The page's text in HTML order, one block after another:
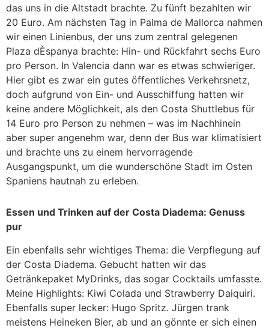
das uns in die Altstadt brachte. Zu fünft bezahlten wir
20 Euro. Am nächsten Tag in Palma de Mallorca nahmen
wir einen Linienbus, der uns zum zentral gelegenen
Plaza dÈspanya brachte: Hin- und Rückfahrt sechs Euro
pro Person. In Valencia dann war es etwas schwieriger.
Hier gibt es zwar ein gutes öffentliches Verkehrsnetz,
doch aufgrund von Ein- und Ausschiffung hatten wir
keine andere Möglichkeit, als den Costa Shuttlebus für
14 Euro pro Person zu nehmen – was im Nachhinein
aber super angenehm war, denn der Bus war klimatisiert
und brachte uns zu einem hervorragende
Ausgangspunkt, um die wunderschöne Stadt im Osten
Spaniens hautnah zu erleben.
Essen und Trinken auf der Costa Diadema: Genuss
pur
Ein ebenfalls sehr wichtiges Thema: die Verpflegung auf
der Costa Diadema. Gebucht hatten wir das
Getränkepaket MyDrinks, das sogar Cocktails umfasste.
Meine Highlights: Kiwi Colada und Strawberry Daiquiri.
Ebenfalls super lecker: Hugo Spritz. Jürgen trank
meistens Heineken Bier, ab und an gönnte er sich einen